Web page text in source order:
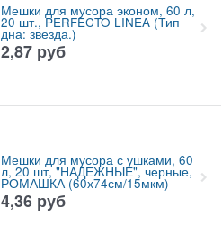
Мешки для мусора эконом, 60 л,
20 шт., PERFECTO LINEA (Тип
дна: звезда.)
2,87 руб
Мешки для мусора с ушками, 60
л, 20 шт, "НАДЕЖНЫЕ", черные,
РОМАШКА (60х74см/15мкм)
4,36 руб